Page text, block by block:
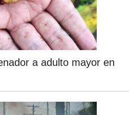
a adulto mayor en